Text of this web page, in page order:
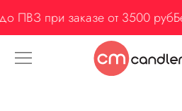
при заказе от 3500 руб